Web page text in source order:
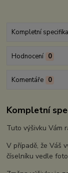
Kompletní
Hodnocení 0
Komentáře 0
Kompletní
Tuto výšivku Vám
V případě, že Váš
číselníku vedle